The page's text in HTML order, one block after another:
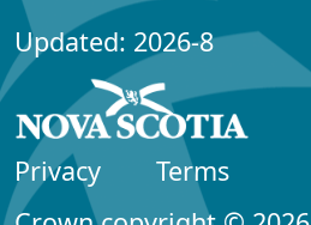
Updated: 2026-8
Privacy
Terms